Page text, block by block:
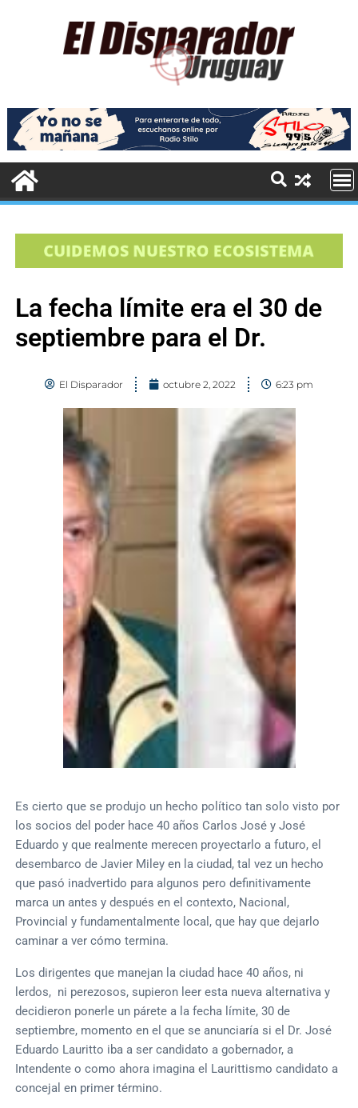
La fecha límite era el 30 de
septiembre para el Dr.
El Disparador octubre 2, 2022 6:23 pm
Es cierto que se produjo un hecho político tan solo visto por
los socios del poder hace 40 años Carlos José y José
Eduardo y que realmente merecen proyectarlo a futuro, el
desembarco de Javier Miley en la ciudad, tal vez un hecho
que pasó inadvertido para algunos pero definitivamente
marca un antes y después en el contexto, Nacional,
Provincial y fundamentalmente local, que hay que dejarlo
caminar a ver cómo termina.
Los dirigentes que manejan la ciudad hace 40 años, ni
lerdos, ni perezosos, supieron leer esta nueva alternativa y
decidieron ponerle un párete a la fecha límite, 30 de
septiembre, momento en el que se anunciaría si el Dr. José
Eduardo Lauritto iba a ser candidato a gobernador, a
Intendente o como ahora imagina el Laurittismo candidato a
concejal en primer término.